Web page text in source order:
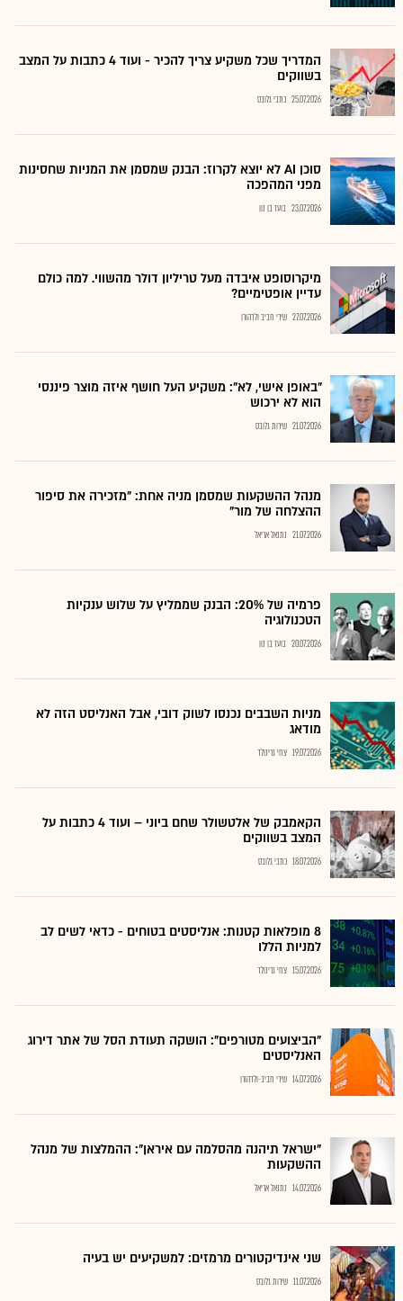
המדריך שכל משקיע צריך להכיר - ועוד 4 כתבות על המצב
בשווקים
25.07.2026 כתבי גלובס
סוכן AI לא יוצא לקרוז: הבנק שמסמן את המניות שחסינות
מפני המהפכה
23.07.2026 בועז בן נון
מיקרוסופט איבדה מעל טריליון דולר מהשווי. למה כולם
עדיין אופטימיים?
27.07.2026 שירי חביב ולדהורן
"באופן אישי, לא": משקיע העל חושף איזה מוצר פיננסי
הוא לא ירכוש
21.07.2026 שירות גלובס
מנהל ההשקעות שמסמן מניה אחת: "מזכירה את סיפור
ההצלחה של מור"
21.07.2026 נתנאל אריאל
פרמיה של 20%: הבנק שממליץ על שלוש ענקיות
הטכנולוגיה
20.07.2026 בועז בן נון
מניות השבבים נכנסו לשוק דובי, אבל האנליסט הזה לא
מודאג
19.07.2026 צחי גרינולד
הקאמבק של אלטשולר שחם ביוני – ועוד 4 כתבות על
המצב בשווקים
18.07.2026 כתבי גלובס
8 מופלאות קטנות: אנליסטים בטוחים - כדאי לשים לב
למניות הללו
15.07.2026 צחי גרינולד
"הביצועים מטורפים": הושקה תעודת הסל של אתר דירוג
האנליסטים
14.07.2026 שירי חביב-ולדהורן
"ישראל תיהנה מהסלמה עם איראן": ההמלצות של מנהל
ההשקעות
14.07.2026 נתנאל אריאל
שני אינדיקטורים מרמזים: למשקיעים יש בעיה
11.07.2026 שירות גלובס